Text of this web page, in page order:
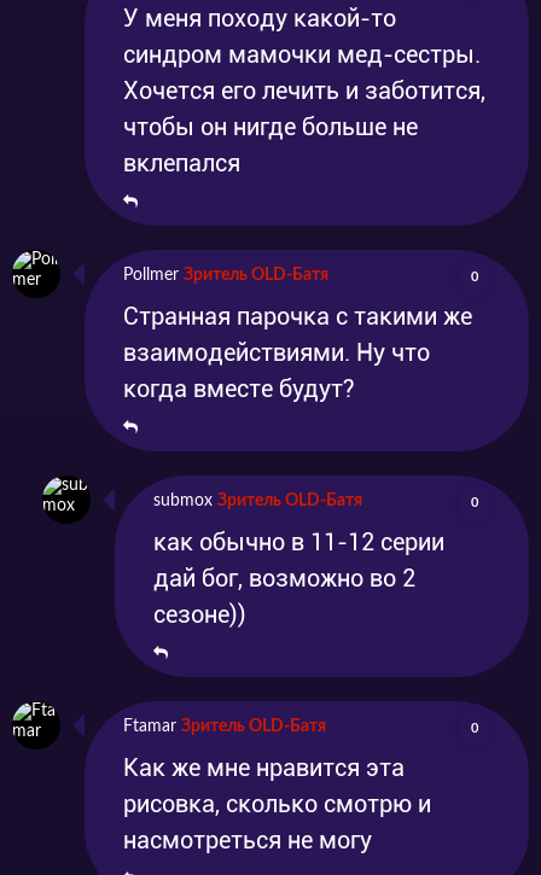
У меня походу какой-то
синдром мамочки мед-сестры.
Хочется его лечить и заботится,
чтобы он нигде больше не
вклепался
Pollmer Зритель OLD-Батя 0
Странная парочка с такими же
взаимодействиями. Ну что
когда вместе будут?
submox Зритель OLD-Батя 0
как обычно в 11-12 серии
дай бог, возможно во 2
сезоне))
Ftamar Зритель OLD-Батя 0
Как же мне нравится эта
рисовка, сколько смотрю и
насмотреться не могу